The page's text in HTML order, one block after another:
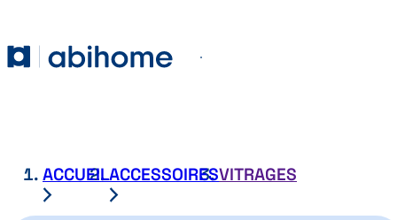
Abihome
ACCUEILACCESSOIRESVITRAGES